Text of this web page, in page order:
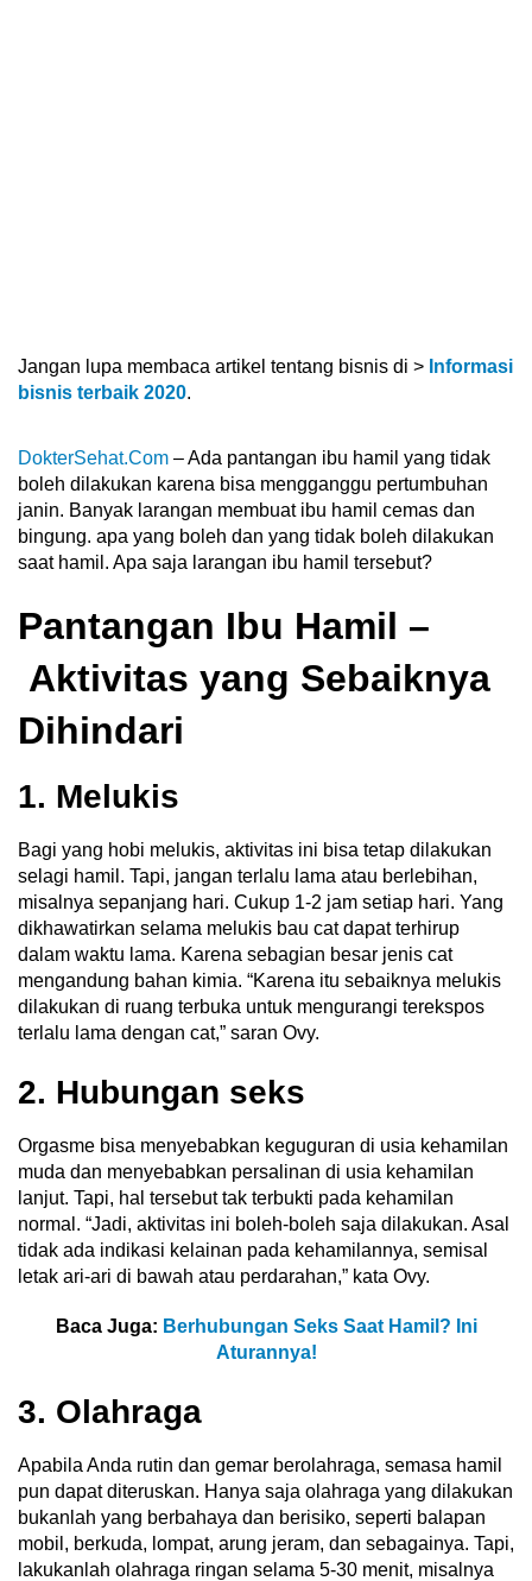
Jangan lupa membaca artikel tentang bisnis di > Informasi
bisnis terbaik 2020.
DokterSehat.Com – Ada pantangan ibu hamil yang tidak
boleh dilakukan karena bisa mengganggu pertumbuhan
janin. Banyak larangan membuat ibu hamil cemas dan
bingung. apa yang boleh dan yang tidak boleh dilakukan
saat hamil. Apa saja larangan ibu hamil tersebut?
Pantangan Ibu Hamil –
Aktivitas yang Sebaiknya
Dihindari
1. Melukis
Bagi yang hobi melukis, aktivitas ini bisa tetap dilakukan
selagi hamil. Tapi, jangan terlalu lama atau berlebihan,
misalnya sepanjang hari. Cukup 1-2 jam setiap hari. Yang
dikhawatirkan selama melukis bau cat dapat terhirup
dalam waktu lama. Karena sebagian besar jenis cat
mengandung bahan kimia. “Karena itu sebaiknya melukis
dilakukan di ruang terbuka untuk mengurangi terekspos
terlalu lama dengan cat,” saran Ovy.
2. Hubungan seks
Orgasme bisa menyebabkan keguguran di usia kehamilan
muda dan menyebabkan persalinan di usia kehamilan
lanjut. Tapi, hal tersebut tak terbukti pada kehamilan
normal. “Jadi, aktivitas ini boleh-boleh saja dilakukan. Asal
tidak ada indikasi kelainan pada kehamilannya, semisal
letak ari-ari di bawah atau perdarahan,” kata Ovy.
Baca Juga: Berhubungan Seks Saat Hamil? Ini
Aturannya!
3. Olahraga
Apabila Anda rutin dan gemar berolahraga, semasa hamil
pun dapat diteruskan. Hanya saja olahraga yang dilakukan
bukanlah yang berbahaya dan berisiko, seperti balapan
mobil, berkuda, lompat, arung jeram, dan sebagainya. Tapi,
lakukanlah olahraga ringan selama 5-30 menit, misalnya